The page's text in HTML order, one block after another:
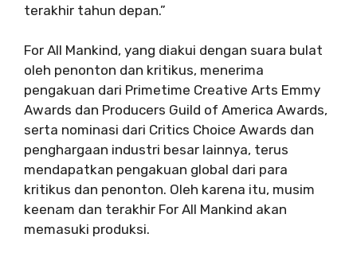
terakhir tahun depan.”
For All Mankind, yang diakui dengan suara bulat
oleh penonton dan kritikus, menerima
pengakuan dari Primetime Creative Arts Emmy
Awards dan Producers Guild of America Awards,
serta nominasi dari Critics Choice Awards dan
penghargaan industri besar lainnya, terus
mendapatkan pengakuan global dari para
kritikus dan penonton. Oleh karena itu, musim
keenam dan terakhir For All Mankind akan
memasuki produksi.